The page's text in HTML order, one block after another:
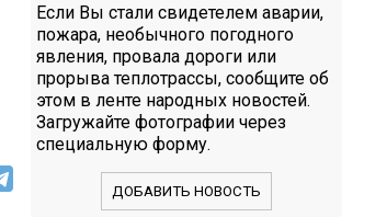
Если Вы стали свидетелем аварии,
пожара, необычного погодного
явления, провала дороги или
прорыва теплотрассы, сообщите об
этом в ленте народных новостей.
Загружайте фотографии через
специальную форму.
ДОБАВИТЬ НОВОСТЬ